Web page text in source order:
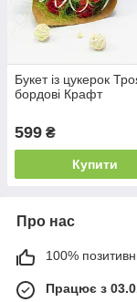
Букет із цукерок
бордові Крафт
599 ₴
Купити
Про нас
100%
Працює з